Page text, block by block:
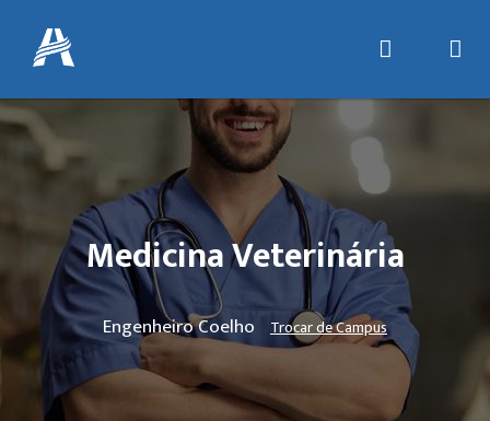
Medicina Veterinária
Engenheiro Coelho Trocar de Campus